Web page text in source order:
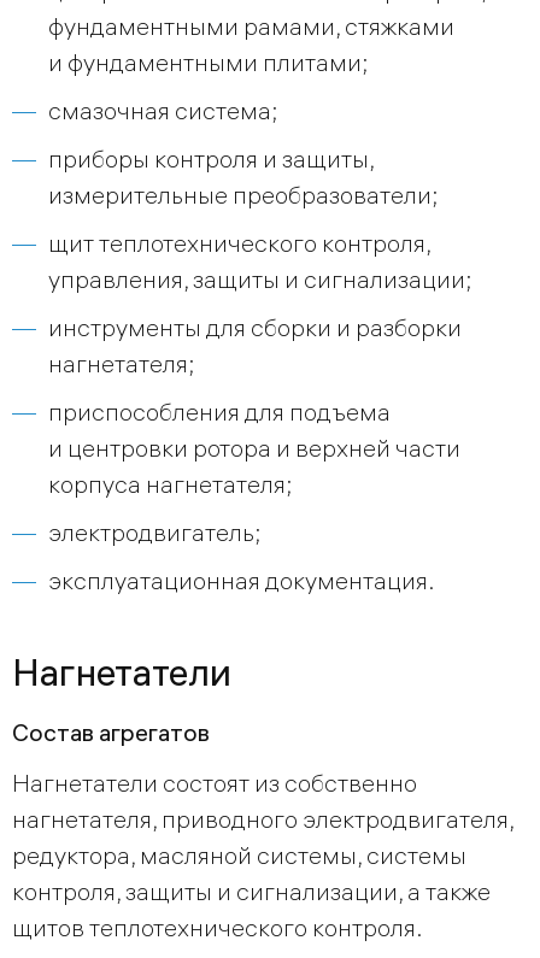
фундаментными рамами, стяжками
и фундаментными плитами;
смазочная система;
приборы контроля и защиты,
измерительные преобразователи;
щит теплотехнического контроля,
управления, защиты и сигнализации;
инструменты для сборки и разборки
нагнетателя;
приспособления для подъема
и центровки ротора и верхней части
корпуса нагнетателя;
электродвигатель;
эксплуатационная документация.
Нагнетатели
Состав агрегатов
Нагнетатели состоят из собственно
нагнетателя, приводного электродвигателя,
редуктора, масляной системы, системы
контроля, защиты и сигнализации, а также
щитов теплотехнического контроля.